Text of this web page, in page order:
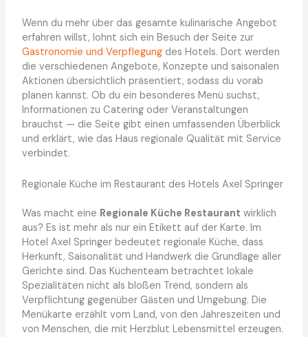
Wenn du mehr über das gesamte kulinarische Angebot
erfahren willst, lohnt sich ein Besuch der Seite zur
Gastronomie und Verpflegungdes Hotels. Dort werden
die verschiedenen Angebote, Konzepte und saisonalen
Aktionen übersichtlich präsentiert, sodass du vorab
planen kannst. Ob du ein besonderes Menü suchst,
Informationen zu Catering oder Veranstaltungen
brauchst — die Seite gibt einen umfassenden Überblick
und erklärt, wie das Haus regionale Qualität mit Service
verbindet.
Regionale Küche im Restaurant des Hotels Axel Springer
Was macht eine Regionale Küche Restaurant wirklich
aus? Es ist mehr als nur ein Etikett auf der Karte. Im
Hotel Axel Springer bedeutet regionale Küche, dass
Herkunft, Saisonalität und Handwerk die Grundlage aller
Gerichte sind. Das Küchenteam betrachtet lokale
Spezialitäten nicht als bloßen Trend, sondern als
Verpflichtung gegenüber Gästen und Umgebung. Die
Menükarte erzählt vom Land, von den Jahreszeiten und
von Menschen, die mit Herzblut Lebensmittel erzeugen.